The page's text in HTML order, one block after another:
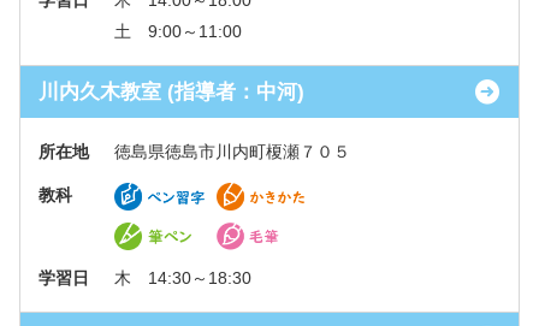
土 9:00～11:00
川内久木教室 (指導者：中河)
所在地 徳島県徳島市川内町榎瀬７０５
教科
学習日 木 14:30～18:30